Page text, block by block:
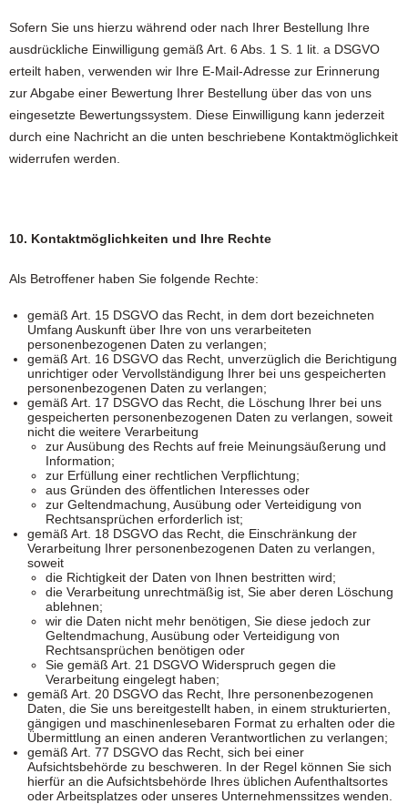
Sofern Sie uns hierzu während oder nach Ihrer Bestellung Ihre
ausdrückliche Einwilligung gemäß Art. 6 Abs. 1 S. 1 lit. a DSGVO
erteilt haben, verwenden wir Ihre E-Mail-Adresse zur Erinnerung
zur Abgabe einer Bewertung Ihrer Bestellung über das von uns
eingesetzte Bewertungssystem. Diese Einwilligung kann jederzeit
durch eine Nachricht an die unten beschriebene Kontaktmöglichkeit
widerrufen werden.
10. Kontaktmöglichkeiten und Ihre Rechte
Als Betroffener haben Sie folgende Rechte:
gemäß Art. 15 DSGVO das Recht, in dem dort bezeichneten
Umfang Auskunft über Ihre von uns verarbeiteten
personenbezogenen Daten zu verlangen;
gemäß Art. 16 DSGVO das Recht, unverzüglich die Berichtigung
unrichtiger oder Vervollständigung Ihrer bei uns gespeicherten
personenbezogenen Daten zu verlangen;
gemäß Art. 17 DSGVO das Recht, die Löschung Ihrer bei uns
gespeicherten personenbezogenen Daten zu verlangen, soweit
nicht die weitere Verarbeitung
zur Ausübung des Rechts auf freie Meinungsäußerung und
Information;
zur Erfüllung einer rechtlichen Verpflichtung;
aus Gründen des öffentlichen Interesses oder
zur Geltendmachung, Ausübung oder Verteidigung von
Rechtsansprüchen erforderlich ist;
gemäß Art. 18 DSGVO das Recht, die Einschränkung der
Verarbeitung Ihrer personenbezogenen Daten zu verlangen,
soweit
die Richtigkeit der Daten von Ihnen bestritten wird;
die Verarbeitung unrechtmäßig ist, Sie aber deren Löschung
ablehnen;
wir die Daten nicht mehr benötigen, Sie diese jedoch zur
Geltendmachung, Ausübung oder Verteidigung von
Rechtsansprüchen benötigen oder
Sie gemäß Art. 21 DSGVO Widerspruch gegen die
Verarbeitung eingelegt haben;
gemäß Art. 20 DSGVO das Recht, Ihre personenbezogenen
Daten, die Sie uns bereitgestellt haben, in einem strukturierten,
gängigen und maschinenlesebaren Format zu erhalten oder die
Übermittlung an einen anderen Verantwortlichen zu verlangen;
gemäß Art. 77 DSGVO das Recht, sich bei einer
Aufsichtsbehörde zu beschweren. In der Regel können Sie sich
hierfür an die Aufsichtsbehörde Ihres üblichen Aufenthaltsortes
oder Arbeitsplatzes oder unseres Unternehmenssitzes wenden.